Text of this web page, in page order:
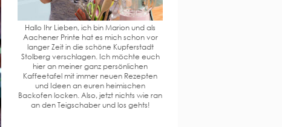
Hallo Ihr Lieben, ich bin Marion und als
Aachener Printe hat es mich schon vor
langer Zeit in die schöne Kupferstadt
Stolberg verschlagen. Ich möchte euch
hier an meiner ganz persönlichen
Kaffeetafel mit immer neuen Rezepten
und Ideen an euren heimischen
Backofen locken. Also, jetzt nichts wie ran
an den Teigschaber und los gehts!